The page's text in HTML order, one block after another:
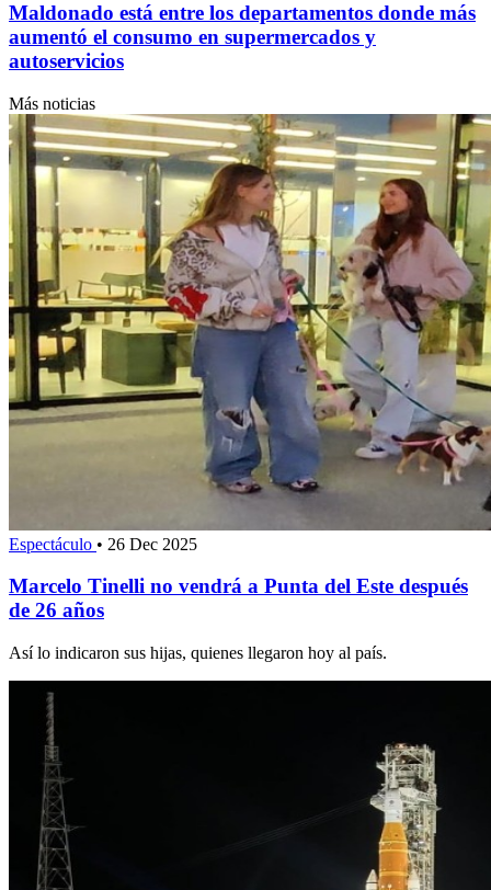
Maldonado está entre los departamentos donde más
aumentó el consumo en supermercados y
autoservicios
Más noticias
Espectáculo • 26 Dec 2025
Marcelo Tinelli no vendrá a Punta del Este después
de 26 años
Así lo indicaron sus hijas, quienes llegaron hoy al país.